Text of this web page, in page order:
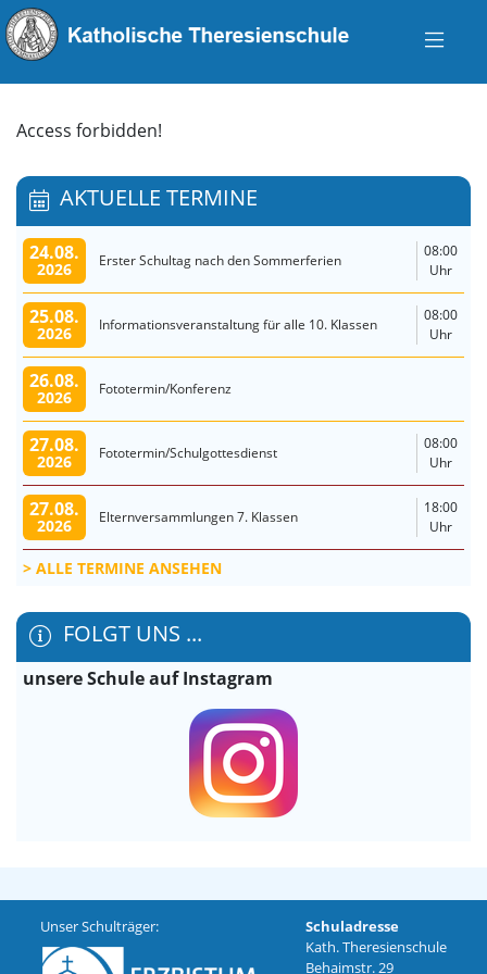
Access forbidden!
AKTUELLE TERMINE
24.08.
2026 Erster Schultag nach den Sommerferien
08:00
Uhr
25.08.
2026 Informationsveranstaltung für alle 10. Klassen
08:00
Uhr
26.08.
2026 Fototermin/Konferenz
27.08.
2026 Fototermin/Schulgottesdienst
08:00
Uhr
27.08.
2026 Elternversammlungen 7. Klassen
18:00
Uhr
ALLE TERMINE ANSEHEN
FOLGT UNS ...
unsere Schule auf Instagram
Unser Schulträger:
Schuladresse
Kath. Theresienschule
Behaimstr. 29